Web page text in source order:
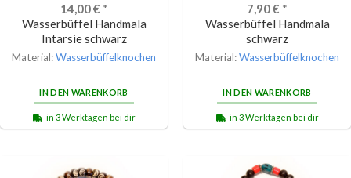
14,00€ *
Wasserbüffel Handmala
Intarsie schwarz
Material:Wasserbüffelknochen
IN DEN WARENKORB
in 3 Werktagen bei dir
7,90€ *
Wasserbüffel Handmala
schwarz
Material:Wasserbüffelknochen
IN DEN WARENKORB
in 3 Werktagen bei dir